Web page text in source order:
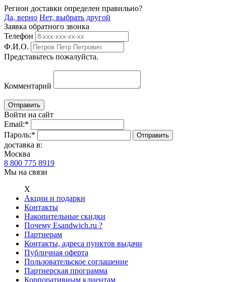
Регион доставки определен правильно?
Да, верно Нет, выбрать другой
Заявка обратного звонка
Телефон
Ф.И.О.
Представьтесь пожалуйста.
Комментарий
Войти на сайт
Email:*
Пароль:*
доставка в:
Москва
8 800 775 8919
Мы на связи
Х
Акции и подарки
Контакты
Накопительные скидки
Почему Esandwich.ru ?
Партнерам
Контакты, адреса пунктов выдачи
Публичная оферта
Пользовательское соглашение
Партнерская программа
Корпоративным клиентам